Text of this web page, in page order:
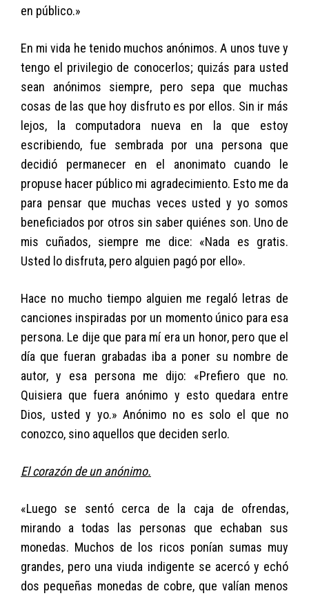
en público.»
En mi vida he tenido muchos anónimos. A unos tuve y
tengo el privilegio de conocerlos; quizás para usted
sean anónimos siempre, pero sepa que muchas
cosas de las que hoy disfruto es por ellos. Sin ir más
lejos, la computadora nueva en la que estoy
escribiendo, fue sembrada por una persona que
decidió permanecer en el anonimato cuando le
propuse hacer público mi agradecimiento. Esto me da
para pensar que muchas veces usted y yo somos
beneficiados por otros sin saber quiénes son. Uno de
mis cuñados, siempre me dice: «Nada es gratis.
Usted lo disfruta, pero alguien pagó por ello».
Hace no mucho tiempo alguien me regaló letras de
canciones inspiradas por un momento único para esa
persona. Le dije que para mí era un honor, pero que el
día que fueran grabadas iba a poner su nombre de
autor, y esa persona me dijo: «Prefiero que no.
Quisiera que fuera anónimo y esto quedara entre
Dios, usted y yo.» Anónimo no es solo el que no
conozco, sino aquellos que deciden serlo.
El corazón de un anónimo.
«Luego se sentó cerca de la caja de ofrendas,
mirando a todas las personas que echaban sus
monedas. Muchos de los ricos ponían sumas muy
grandes, pero una viuda indigente se acercó y echó
dos pequeñas monedas de cobre, que valían menos